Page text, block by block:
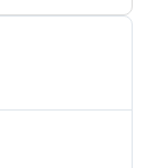
the game and